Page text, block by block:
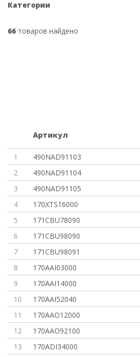
Категории
66 товаров найдено
Артикул
1 490NAD91103
2
490NAD91104
3
490NAD91105
4
170XTS16000
5
171CBU78090
6
171CBU98090
7
171CBU98091
8
170AAI03000
9
170AAI14000
10
170AAI52040
11
170AAO12000
12
170AAO92100
13
170ADI34000